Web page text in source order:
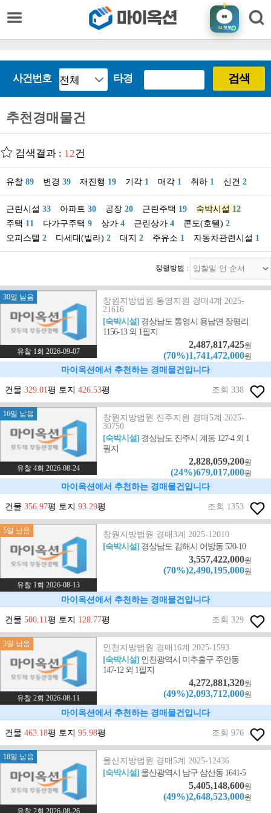
AI챗봇
사건번호 타경 검색
추천경매물건
검색결과 : 12건
유찰 89 변경 39 재진행 19 기각 1 매각 1 취하 1 신건 2
근린시설 33 아파트 30 공장 20 근린주택 19 숙박시설 12
주택 11 다가구주택 9 상가 4 근린상가 4 콘도(호텔) 2
오피스텔 2 다세대(빌라) 2 대지 2 주유소 1 자동차관련시설 1
정렬방법 :
30일 남음
유찰 1회 2026-09-07
창원지방법원 통영지원 경매4계 2025-
21616
[숙박시설] 경상남도 통영시 용남면 장평리
1156-13 외 1필지
2,487,817,425원
(70%)1,741,472,000원
마이옥션에서 추천하는 경매물건입니다
건물 329.01평 토지 426.53평 조회 338
16일 남음
유찰 4회 2026-08-24
창원지방법원 진주지원 경매5계 2025-
30750
[숙박시설] 경상남도 진주시 계동 127-4 외 1
필지
2,828,059,200원
(24%)679,017,000원
마이옥션에서 추천하는 경매물건입니다
건물 356.97평 토지 93.29평 조회 1353
5일 남음
유찰 1회 2026-08-13
창원지방법원 경매3계 2025-12010
[숙박시설] 경상남도 김해시 어방동 520-10
3,557,422,000원
(70%)2,490,195,000원
마이옥션에서 추천하는 경매물건입니다
건물 500.11평 토지 128.77평 조회 329
3일 남음
유찰 2회 2026-08-11
인천지방법원 경매16계 2025-1593
[숙박시설] 인천광역시 미추홀구 주안동
147-12 외 1필지
4,272,881,320원
(49%)2,093,712,000원
마이옥션에서 추천하는 경매물건입니다
건물 463.18평 토지 95.98평 조회 976
18일 남음
유찰 2회 2026-08-26
울산지방법원 경매5계 2025-12436
[숙박시설] 울산광역시 남구 삼산동 1641-5
5,405,148,600원
(49%)2,648,523,000원